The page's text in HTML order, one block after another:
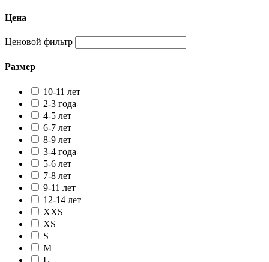
Цена
Ценовой фильтр
Размер
10-11 лет
2-3 года
4-5 лет
6-7 лет
8-9 лет
3-4 года
5-6 лет
7-8 лет
9-11 лет
12-14 лет
XXS
XS
S
M
L